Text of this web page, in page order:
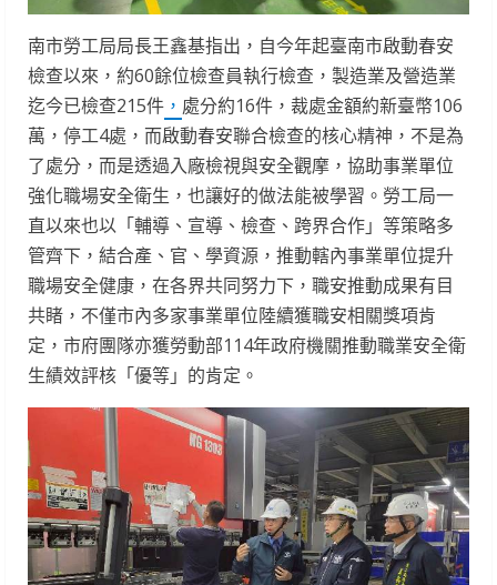
南市勞工局局長王鑫基指出，自今年起臺南市啟動春安
檢查以來，約60餘位檢查員執行檢查，製造業及營造業
迄今已檢查215件 ， 處分約16件，裁處金額約新臺幣106
萬，停工4處，而啟動春安聯合檢查的核心精神，不是為
了處分，而是透過入廠檢視與安全觀摩，協助事業單位
強化職場安全衛生，也讓好的做法能被學習。勞工局一
直以來也以「輔導、宣導、檢查、跨界合作」等策略多
管齊下，結合產、官、學資源，推動轄內事業單位提升
職場安全健康，在各界共同努力下，職安推動成果有目
共睹，不僅市內多家事業單位陸續獲職安相關獎項肯
定，市府團隊亦獲勞動部114年政府機關推動職業安全衛
生績效評核「優等」的肯定。